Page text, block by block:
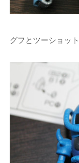
グフとツーショット